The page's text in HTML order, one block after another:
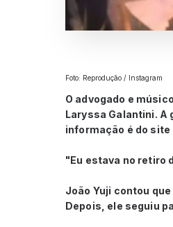
Foto: Reprodução / Instagram
O advogado e
Laryssa Galantini. A
informação é do site
"Eu estava no retiro
João Yuji contou
Depois, ele seguiu